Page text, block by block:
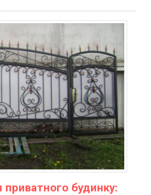
приватного будинку: